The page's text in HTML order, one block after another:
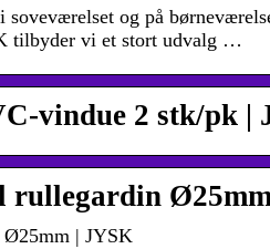
soveværelset og på
tilbyder vi et stort udvalg …
vindue 2 stk/pk |
| JYSK